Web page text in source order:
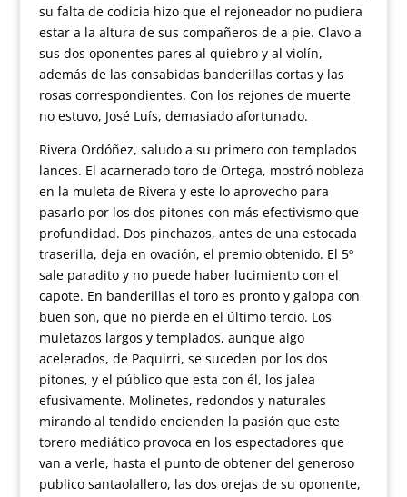
su falta de codicia hizo que el rejoneador no pudiera
estar a la altura de sus compañeros de a pie. Clavo a
sus dos oponentes pares al quiebro y al violín,
además de las consabidas banderillas cortas y las
rosas correspondientes. Con los rejones de muerte
no estuvo, José Luís, demasiado afortunado.
Rivera Ordóñez, saludo a su primero con templados
lances. El acarnerado toro de Ortega, mostró nobleza
en la muleta de Rivera y este lo aprovecho para
pasarlo por los dos pitones con más efectivismo que
profundidad. Dos pinchazos, antes de una estocada
traserilla, deja en ovación, el premio obtenido. El 5º
sale paradito y no puede haber lucimiento con el
capote. En banderillas el toro es pronto y galopa con
buen son, que no pierde en el último tercio. Los
muletazos largos y templados, aunque algo
acelerados, de Paquirri, se suceden por los dos
pitones, y el público que esta con él, los jalea
efusivamente. Molinetes, redondos y naturales
mirando al tendido encienden la pasión que este
torero mediático provoca en los espectadores que
van a verle, hasta el punto de obtener del generoso
publico santaolallero, las dos orejas de su oponente,